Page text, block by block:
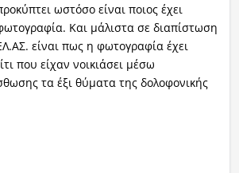
ωστόσο είναι ποιος έχει
Και μάλιστα σε διαπίστωση
είναι πως η φωτογραφία έχει
που είχαν νοικιάσει μέσω
τα έξι θύματα της δολοφονικής